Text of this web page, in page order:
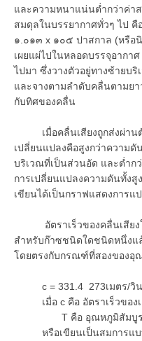
และความหนาแน่นต่ำกว่าค่า
สมดุลในบรรยากาศทั่วๆ ไป คื
๑.๐๑๓ x ๑๐๕ ปาสกาล (หรือ
เผยแผ่ไปในหลอดบรรจุอากา
ไปมา ซึ่งวางตัวอยู่ทางซ้ายบ
และจางตามลำดับคลื่นตามย
กับทิศของคลื่น
เมื่อคลื่นเสียงถูกส่งผ่านตั
เปลี่ยนแปลงคือสูงกว่าความ
บริเวณที่เป็นส่วนอัด และต่ำก
การเปลี่ยนแปลงความดันทั้งสู
เขียนได้เป็นกราฟแสดงการแ
อัตราเร็วของคลื่นเสียงใ
สำหรับก๊าซชนิดใดชนิดหนึ่งแ
โดยตรงกับกรณฑ์ที่สองของ
c = 331.4 273เมตร/วิ
เมื่อ c คือ อัตราเร็วของเ
T คือ อุณหภูมิสัมบูรณ์ขอ
หรือเขียนเป็นสมการแบบ